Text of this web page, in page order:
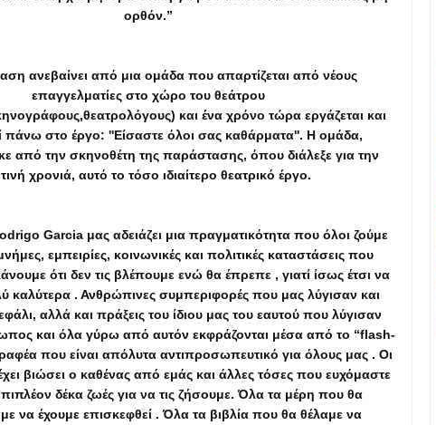
ορθόν.”
ανεβαίνει από μια ομάδα που απαρτίζεται από νέους
επαγγελματίες στο χώρο του θεάτρου
και ένα χρόνο τώρα εργάζεται και
πάνω στο έργο: ''Eίσαστε όλοι σας καθάρματα''. Η ομάδα,
από την σκηνοθέτη της παράστασης, όπου διάλεξε για την
χρονιά, αυτό το τόσο ιδιαίτερο θεατρικό έργο.
Garcia μας αδειάζει μια πραγματικότητα που όλοι ζούμε
εμπειρίες, κοινωνικές και πολιτικές καταστάσεις που
ότι δεν τις βλέπουμε ενώ θα έπρεπε , γιατί ίσως έτσι να
καλύτερα . Ανθρώπινες συμπεριφορές που μας λύγισαν και
αλλά και πράξεις του ίδιου μας του εαυτού που λύγισαν
και όλα γύρω από αυτόν εκφράζονται μέσα από το “flash-
που είναι απόλυτα αντιπροσωπευτικό για όλους μας . Οι
βιώσει ο καθένας από εμάς και άλλες τόσες που ευχόμαστε
δέκα ζωές για να τις ζήσουμε. Όλα τα μέρη που θα
να έχουμε επισκεφθεί . Όλα τα βιβλία που θα θέλαμε να